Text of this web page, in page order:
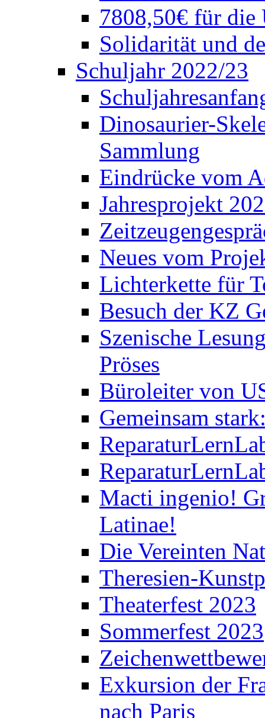
7808,50€ für die
Solidarität und
Schuljahr 2022/23
Dinosaurier-
Sammlung
Eindrücke vom
Jahresprojekt
Neues vom
Lichterkette für
Besuch der KZ
Szenische
Pröses
Büroleiter von
Gemeinsam
Macti ingenio!
Latinae!
Die Vereinten
Theresien-
Theaterfest 2023
Sommerfest 2023
Exkursion der
nach Paris